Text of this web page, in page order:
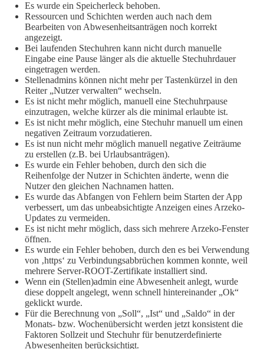
Es wurde ein Speicherleck behoben.
Ressourcen und Schichten werden auch nach dem
Bearbeiten von Abwesenheitsanträgen noch korrekt
angezeigt.
Bei laufenden Stechuhren kann nicht durch manuelle
Eingabe eine Pause länger als die aktuelle Stechuhrdauer
eingetragen werden.
Stellenadmins können nicht mehr per Tastenkürzel in den
Reiter „Nutzer verwalten“ wechseln.
Es ist nicht mehr möglich, manuell eine Stechuhrpause
einzutragen, welche kürzer als die minimal erlaubte ist.
Es ist nicht mehr möglich, eine Stechuhr manuell um einen
negativen Zeitraum vorzudatieren.
Es ist nun nicht mehr möglich manuell negative Zeiträume
zu erstellen (z.B. bei Urlaubsanträgen).
Es wurde ein Fehler behoben, durch den sich die
Reihenfolge der Nutzer in Schichten änderte, wenn die
Nutzer den gleichen Nachnamen hatten.
Es wurde das Abfangen von Fehlern beim Starten der App
verbessert, um das unbeabsichtigte Anzeigen eines Arzeko-
Updates zu vermeiden.
Es ist nicht mehr möglich, dass sich mehrere Arzeko-Fenster
öffnen.
Es wurde ein Fehler behoben, durch den es bei Verwendung
von ‚https‘ zu Verbindungsabbrüchen kommen konnte, weil
mehrere Server-ROOT-Zertifikate installiert sind.
Wenn ein (Stellen)admin eine Abwesenheit anlegt, wurde
diese doppelt angelegt, wenn schnell hintereinander „Ok“
geklickt wurde.
Für die Berechnung von „Soll“, „Ist“ und „Saldo“ in der
Monats- bzw. Wochenübersicht werden jetzt konsistent die
Faktoren Sollzeit und Stechuhr für benutzerdefinierte
Abwesenheiten berücksichtigt.